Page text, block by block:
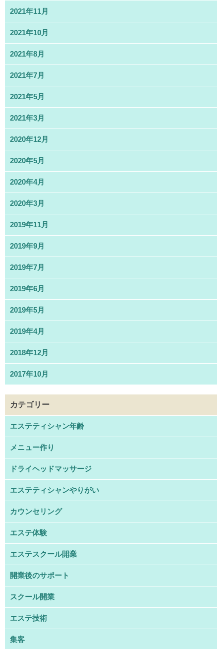
2021年11月
2021年10月
2021年8月
2021年7月
2021年5月
2021年3月
2020年12月
2020年5月
2020年4月
2020年3月
2019年11月
2019年9月
2019年7月
2019年6月
2019年5月
2019年4月
2018年12月
2017年10月
カテゴリー
エステティシャン年齢
メニュー作り
ドライヘッドマッサージ
エステティシャンやりがい
カウンセリング
エステ体験
エステスクール開業
開業後のサポート
スクール開業
エステ技術
集客